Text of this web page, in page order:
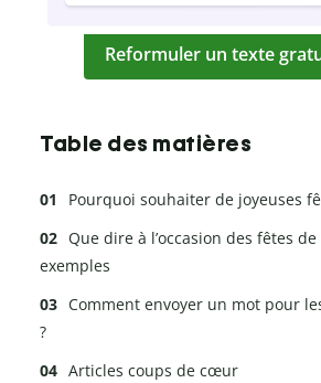
Reformuler un texte
Table des matières
Pourquoi souhaiter de joyeuses
Que dire à l’occasion des fêtes de
exemples
Comment envoyer un mot pour
?
Articles coups de cœur